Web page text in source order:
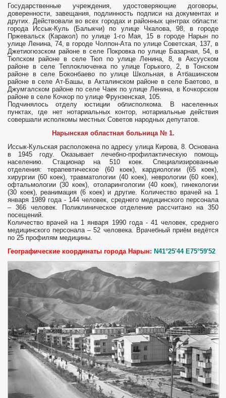
Государственные уч­реждения, удостоверяющие договоры,
доверенности, завещания, подлинность подписи на документах и
других. Дейст­вовали во всех городах и районных центрах области:
города Иссык-Куль (Балыкчи) по улице Чкалова, 98, в городе
Пржевальск (Каракол) по улице 1-го Мая, 15 в городе Нарын по
улице Ленина, 74, в городе Чолпон-Ата по улице Советская, 137, в
Джетиогюзском районе в селе Покровка по улице Базарная, 54, в
Тюп­ском районе в селе Тюп по улице Ленина, 8, в Аксууском
районе в селе Теплоключенка по улице Горь­кого, 2, в Тонском
районе в селе Боконбаево по улице Школьная, в Атбашинском
районе в селе Ат-Башы, в Акталинском районе в селе Баетово, в
Джумгалском районе по селе Чаек по улице Ленина, в Кочкорском
районе в селе Кочкор по улице Фрунзен­ская, 105.
Подчинялось отделу юсти­ции облисполкома. В населенных
пунктах, где нет нотариальных контор, нотариальные действия
совершали исполкомы местных Сове­тов народных депутатов.
Нарынская областная больница № 1.
Ис­сык-Кульская расположена по адресу улица Киро­ва, 8. Основана
в 1945 году. Оказывает лечебно-профилактическую помощь
населению. Ста­ционар на 510 коек. Специализированные
отделения: терапевтическое (60 коек), кар­диологии (65 коек),
хирургии (60 коек), травматологии (40 коек), неврологии (60 коек),
офтальмологии (30 коек), отоларингологии (40 коек), гинекологии
(30 коек), реанимация (6 коек) и другие. Количество врачей на 1
января 1989 года - 144 человек, среднего медицинского персонала
– 366 человек. Поликлиническое отделение рассчитано на 350
посещений.
Количество врачей на 1 января 1990 года - 41 человек, среднего
медицинского персонала – 52 человека. Врачебный приём ведётся
по 25 профилям медицины.
Географические координаты города Нарын: N41°25'44 E75°59'52